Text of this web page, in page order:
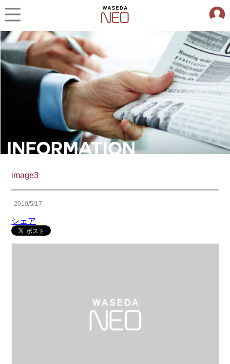
image3
2019/5/17
シェア